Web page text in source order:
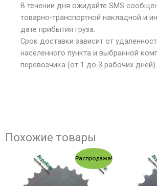
В течении дня ожидайте SMS
товарно-транспортной накладной и
дате прибытия груза.
Срок доставки зависит от
населенного пункта и выбранной
перевозчика (от 1 до 3 рабочих дней).
Похожие товары
Распродажа!
Первоначальная
цена
составляла
303.00 грн..
Текущая
цена:
289.00 грн..